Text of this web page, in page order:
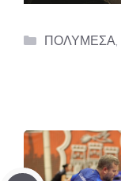
Categories
ΠΟΛΥΜΕΣΑ,